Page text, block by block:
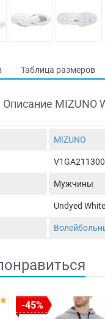
Таблица размеров
Описание MIZUNO
MIZUNO
V1GA211300
Мужчины
Undyed
-45%